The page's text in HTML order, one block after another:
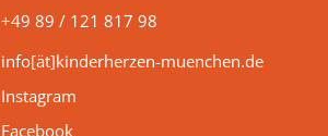
+49 89 / 121 817 98
info[ät]kinderherzen-muenchen.de
Instagram
Facebook